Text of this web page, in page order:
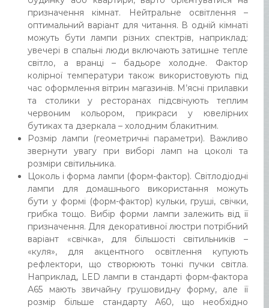
призначення кімнат. Нейтральне освітлення –
оптимальний варіант для читання. В одній кімнаті
можуть бути лампи різних спектрів, наприклад:
увечері в спальні люди включають затишне тепле
світло, а вранці – бадьоре холодне. Фактор
колірної температури також використовують під
час оформлення вітрин магазинів. М’ясні прилавки
та столики у ресторанах підсвічують теплим
червоним кольором, прикраси у ювелірних
бутиках та дзеркала – холодним блакитним.
Розмір лампи (геометричні параметри). Важливо
звернути увагу при виборі ламп на цоколі та
розміри світильника.
Цоколь і форма лампи (форм-фактор). Світлодіодні
лампи для домашнього використання можуть
бути у формі (форм-фактор) кульки, груші, свічки,
грибка тощо. Вибір форми лампи залежить від її
призначення. Для декоративної люстри потрібний
варіант «свічка», для більшості світильників –
«куля», для акцентного освітлення купують
рефлектори, що створюють тонкі пучки світла.
Наприклад, LED лампи в стандарті форм-фактора
А65 мають звичайну грушовидну форму, але її
розмір більше стандарту А60, що необхідно